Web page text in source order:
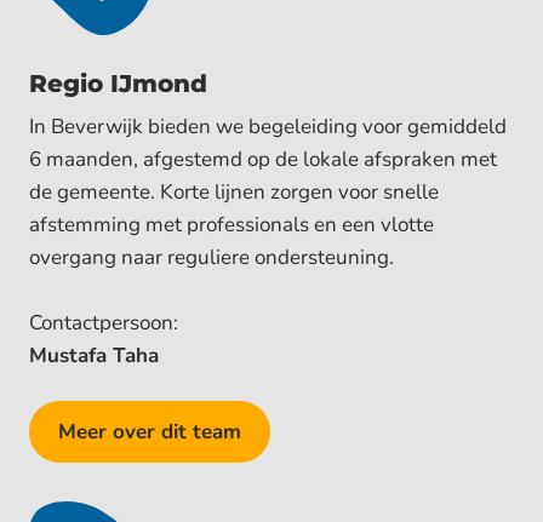
Regio IJmond
In Beverwijk bieden we begeleiding voor gemiddeld
6 maanden, afgestemd op de lokale afspraken met
de gemeente. Korte lijnen zorgen voor snelle
afstemming met professionals en een vlotte
overgang naar reguliere ondersteuning.
Contactpersoon:
Mustafa Taha
Meer over dit team